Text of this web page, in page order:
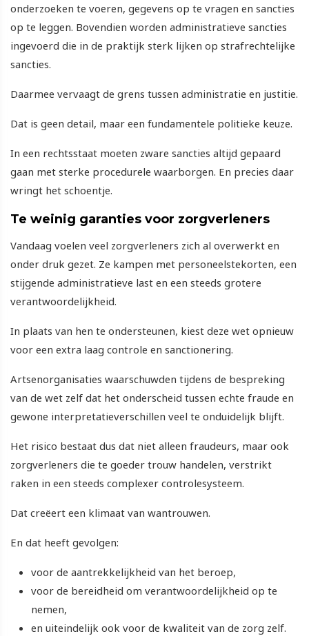
onderzoeken te voeren, gegevens op te vragen en sancties
op te leggen. Bovendien worden administratieve sancties
ingevoerd die in de praktijk sterk lijken op strafrechtelijke
sancties.
Daarmee vervaagt de grens tussen administratie en justitie.
Dat is geen detail, maar een fundamentele politieke keuze.
In een rechtsstaat moeten zware sancties altijd gepaard
gaan met sterke procedurele waarborgen. En precies daar
wringt het schoentje.
Te weinig garanties voor zorgverleners
Vandaag voelen veel zorgverleners zich al overwerkt en
onder druk gezet. Ze kampen met personeelstekorten, een
stijgende administratieve last en een steeds grotere
verantwoordelijkheid.
In plaats van hen te ondersteunen, kiest deze wet opnieuw
voor een extra laag controle en sanctionering.
Artsenorganisaties waarschuwden tijdens de bespreking
van de wet zelf dat het onderscheid tussen echte fraude en
gewone interpretatieverschillen veel te onduidelijk blijft.
Het risico bestaat dus dat niet alleen fraudeurs, maar ook
zorgverleners die te goeder trouw handelen, verstrikt
raken in een steeds complexer controlesysteem.
Dat creëert een klimaat van wantrouwen.
En dat heeft gevolgen:
voor de aantrekkelijkheid van het beroep,
voor de bereidheid om verantwoordelijkheid op te
nemen,
en uiteindelijk ook voor de kwaliteit van de zorg zelf.